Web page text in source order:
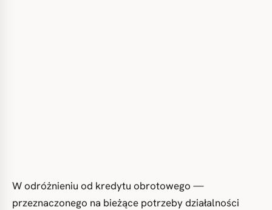
W odróżnieniu od kredytu obrotowego —
przeznaczonego na bieżące potrzeby działalności